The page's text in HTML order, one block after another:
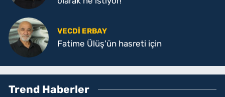
VECDI ERBAY
Fatime Ülüş'ün hasreti için
Trend Haberler